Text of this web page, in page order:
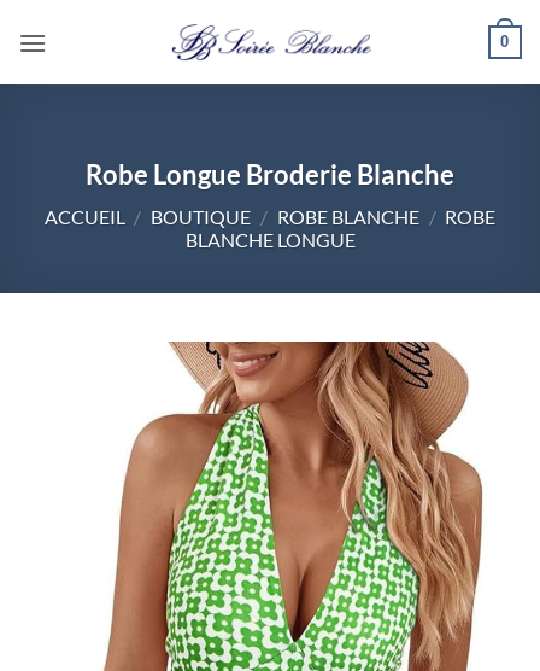
0
Robe Longue Broderie Blanche
ACCUEIL / BOUTIQUE / ROBE BLANCHE / ROBE
BLANCHE LONGUE